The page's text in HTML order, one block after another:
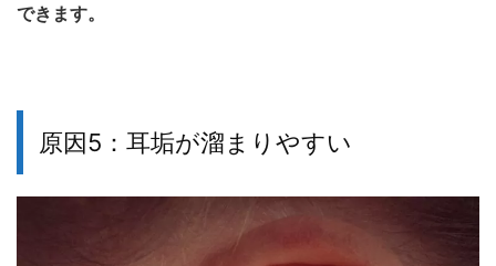
できます。
原因5：耳垢が溜まりやすい